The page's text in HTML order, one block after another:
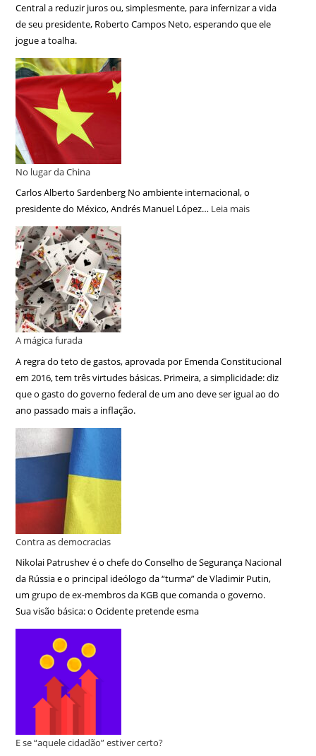
Central a reduzir juros ou, simplesmente, para infernizar a vida
de seu presidente, Roberto Campos Neto, esperando que ele
jogue a toalha.
No lugar da China
Carlos Alberto Sardenberg No ambiente internacional, o
presidente do México, Andrés Manuel López… Leia mais
A mágica furada
A regra do teto de gastos, aprovada por Emenda Constitucional
em 2016, tem três virtudes básicas. Primeira, a simplicidade: diz
que o gasto do governo federal de um ano deve ser igual ao do
ano passado mais a inflação.
Contra as democracias
Nikolai Patrushev é o chefe do Conselho de Segurança Nacional
da Rússia e o principal ideólogo da “turma” de Vladimir Putin,
um grupo de ex-membros da KGB que comanda o governo.
Sua visão básica: o Ocidente pretende esma
E se “aquele cidadão” estiver certo?